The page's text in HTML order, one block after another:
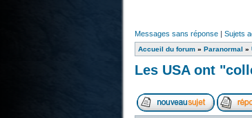
Messages sans réponse| Sujets
Accueil du forum» Paranormal »
Les USA ont